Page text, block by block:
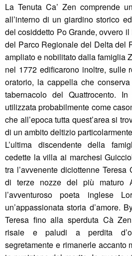
La Tenuta Ca’ Zen comprende
all’interno di un giardino storico
del cosiddetto Po Grande, ovvero
del Parco Regionale del Delta del
ampliato e nobilitato dalla famiglia
nel 1772 edificarono inoltre, sulle
oratorio, la cappella che
tabernacolo del Quattrocento.
utilizzata probabilmente come
che all’epoca tutta quest’area si
di un ambito deltizio
L’ultima discendente della
cedette la villa ai marchesi
tra l’avvenente diciottenne
di terze nozze del più maturo
l’avventuroso poeta inglese
un’appassionata storia d’amore.
Teresa fino alla sperduta Cà
risaie e paludi a perdita
segretamente e rimanerle accanto